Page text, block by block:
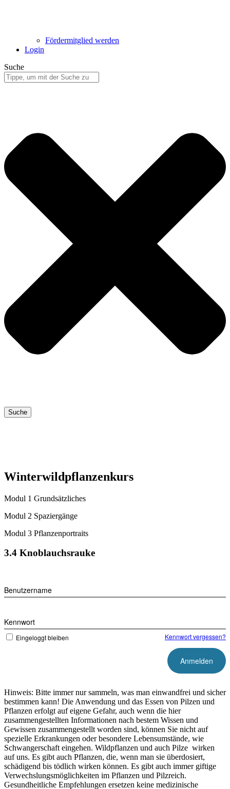
Fördermitglied werden
Login
Suche
Suche
Winterwildpflanzenkurs
Modul 1 Grundsätzliches
Modul 2 Spaziergänge
Modul 3 Pflanzenportraits
3.4 Knoblauchsrauke
Benutzername
Kennwort
Eingeloggt bleiben Kennwort vergessen?
Hinweis: Bitte immer nur sammeln, was man einwandfrei und sicher
bestimmen kann! Die Anwendung und das Essen von Pilzen und
Pflanzen erfolgt auf eigene Gefahr, auch wenn die hier
zusammengestellten Informationen nach bestem Wissen und
Gewissen zusammengestellt worden sind, können Sie nicht auf
spezielle Erkrankungen oder besondere Lebensumstände, wie
Schwangerschaft eingehen. Wildpflanzen und auch Pilze wirken
auf uns. Es gibt auch Pflanzen, die, wenn man sie überdosiert,
schädigend bis tödlich wirken können. Es gibt auch immer giftige
Verwechslungsmöglichkeiten im Pflanzen und Pilzreich.
Gesundheitliche Empfehlungen ersetzen keine medizinische